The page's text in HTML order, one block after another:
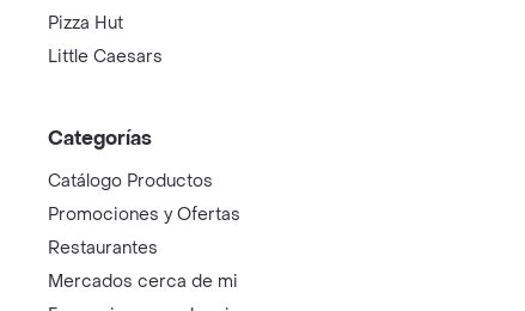
Pizza Hut
Little Caesars
Categorías
Catálogo Productos
Promociones y Ofertas
Restaurantes
Mercados cerca de mi